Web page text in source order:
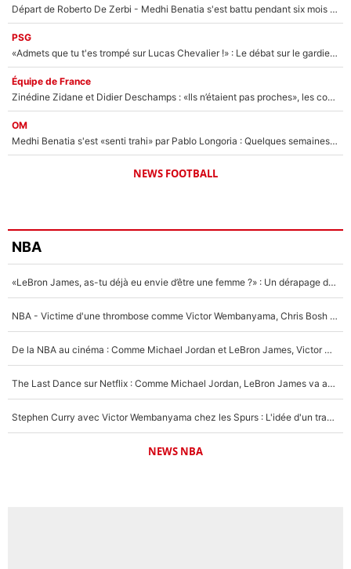
Départ de Roberto De Zerbi - Medhi Benatia s'est battu pendant six mois pour le retenir à l'OM, le PSG a été le naufrage de trop : «Je pars avec toi»
PSG
«Admets que tu t'es trompé sur Lucas Chevalier !» : Le débat sur le gardien du PSG vire au clash à l'After Foot
Équipe de France
Zinédine Zidane et Didier Deschamps : «Ils n’étaient pas proches», les confidences d’un membre de l’équipe de France 1998 sur leur relation spéciale
OM
Medhi Benatia s'est «senti trahi» par Pablo Longoria : Quelques semaines après son départ, l'ancien directeur de football de l'OM règle ses comptes
NEWS FOOTBALL
NBA
«LeBron James, as-tu déjà eu envie d’être une femme ?» : Un dérapage de Donald Trump sur la superstar de la NBA refait surface
NBA - Victime d'une thrombose comme Victor Wembanyama, Chris Bosh prévient le Français des risques sur sa santé : «J’ai failli mourir sur le coup et j’ai été ramené à la vie»
De la NBA au cinéma : Comme Michael Jordan et LeBron James, Victor Wembanyama rêve d'une carrière d'acteur !
The Last Dance sur Netflix : Comme Michael Jordan, LeBron James va avoir le droit à sa série !
Stephen Curry avec Victor Wembanyama chez les Spurs : L'idée d'un trade historique est lancée en NBA !
NEWS NBA